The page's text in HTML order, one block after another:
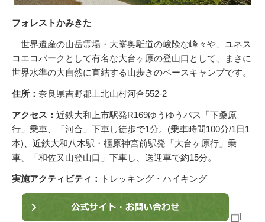
フォレストかみきた
世界遺産の山岳霊場・大峯奥駈道の峻険な峰々や、ユネス
コエコパークとして有名な大台ヶ原の登山口として、まさに
世界水準の大自然に直結する山歩きのベースキャンプです。
住所： 奈良県吉野郡上北山村河合552-2
アクセス： 近鉄大和上市駅発R169ゆうゆうバス「下桑原
行」乗車、「河合」下車し徒歩で1分。(乗車時間100分/1日1
本)、近鉄大和八木駅・橿原神宮前駅発「大台ヶ原行」乗
車、「和佐又山登山口」下車し、送迎車で約15分。
実施アクティビティ： トレッキング・ハイキング